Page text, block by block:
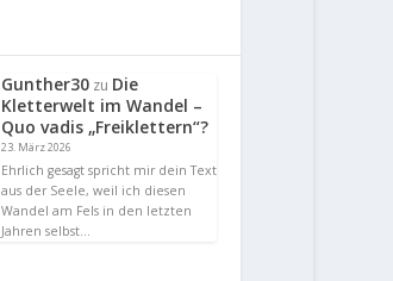
Gunther30 zu Die
Kletterwelt im Wandel –
Quo vadis „Freiklettern“?
23. März 2026
Ehrlich gesagt spricht mir dein Text
aus der Seele, weil ich diesen
Wandel am Fels in den letzten
Jahren selbst…